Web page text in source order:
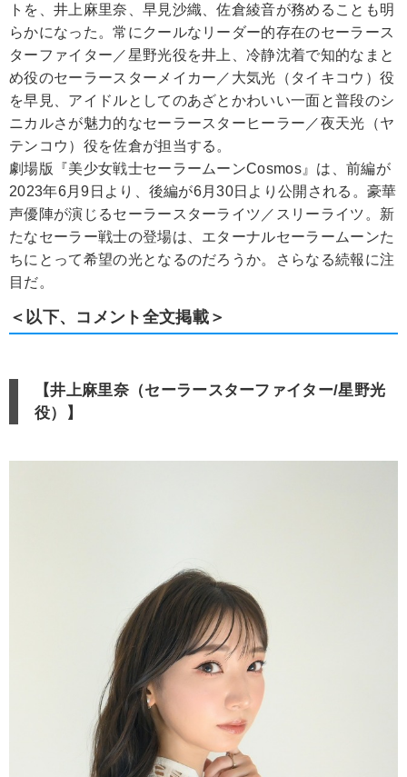
トを、井上麻里奈、早見沙織、佐倉綾音が務めることも明
らかになった。常にクールなリーダー的存在のセーラース
ターファイター／星野光役を井上、冷静沈着で知的なまと
め役のセーラースターメイカー／大気光（タイキコウ）役
を早見、アイドルとしてのあざとかわいい一面と普段のシ
ニカルさが魅力的なセーラースターヒーラー／夜天光（ヤ
テンコウ）役を佐倉が担当する。
劇場版『美少女戦士セーラームーンCosmos』は、前編が
2023年6月9日より、後編が6月30日より公開される。豪華
声優陣が演じるセーラースターライツ／スリーライツ。新
たなセーラー戦士の登場は、エターナルセーラームーンた
ちにとって希望の光となるのだろうか。さらなる続報に注
目だ。
＜以下、コメント全文掲載＞
【井上麻里奈（セーラースターファイター/星野光
役）】